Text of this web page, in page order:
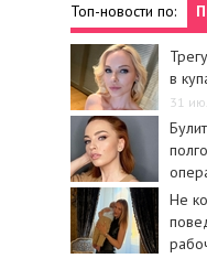
Топ-новости по:
в
31
Не